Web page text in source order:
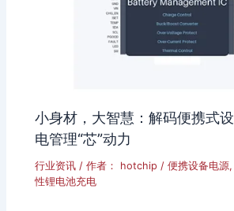
小身材，大智慧：解码便携式
电管理“芯”动力
行业资讯 / 作者： hotchip /便携设备电源,
性锂电池充电